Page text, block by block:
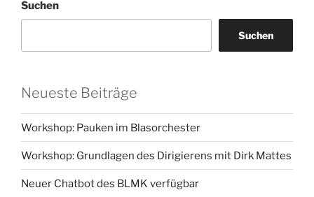
Suchen
Suchen
Neueste Beiträge
Workshop: Pauken im Blasorchester
Workshop: Grundlagen des Dirigierens mit Dirk Mattes
Neuer Chatbot des BLMK verfügbar